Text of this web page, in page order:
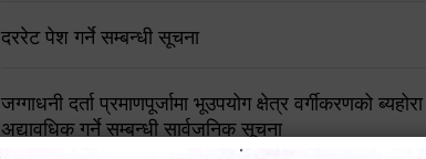
दररेट पेश गर्ने सम्बन्धी सूचना
जग्गाधनी दर्ता प्रमाणपूर्जामा भूउपयोग क्षेत्र वर्गीकरणको ब्यहोरा
अद्यावधिक गर्ने सम्बन्धी सार्वजनिक सूचना